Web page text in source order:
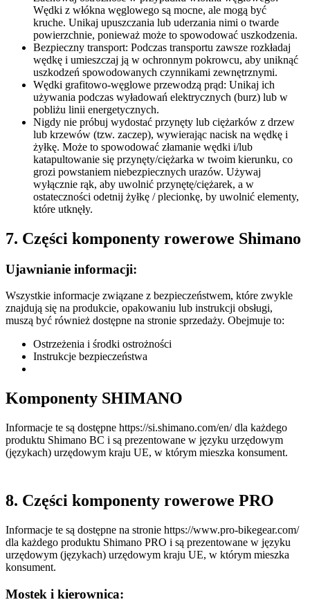
Wędki z włókna węglowego są mocne, ale mogą być
kruche. Unikaj upuszczania lub uderzania nimi o twarde
powierzchnie, ponieważ może to spowodować uszkodzenia.
Bezpieczny transport: Podczas transportu zawsze rozkładaj
wędkę i umieszczaj ją w ochronnym pokrowcu, aby uniknąć
uszkodzeń spowodowanych czynnikami zewnętrznymi.
Wędki grafitowo-węglowe przewodzą prąd: Unikaj ich
używania podczas wyładowań elektrycznych (burz) lub w
pobliżu linii energetycznych.
Nigdy nie próbuj wydostać przynęty lub ciężarków z drzew
lub krzewów (tzw. zaczep), wywierając nacisk na wędkę i
żyłkę. Może to spowodować złamanie wędki i/lub
katapultowanie się przynęty/ciężarka w twoim kierunku, co
grozi powstaniem niebezpiecznych urazów. Używaj
wyłącznie rąk, aby uwolnić przynętę/ciężarek, a w
ostateczności odetnij żyłkę / plecionkę, by uwolnić elementy,
które utknęły.
7. Części komponenty rowerowe Shimano
Ujawnianie informacji:
Wszystkie informacje związane z bezpieczeństwem, które zwykle
znajdują się na produkcie, opakowaniu lub instrukcji obsługi,
muszą być również dostępne na stronie sprzedaży. Obejmuje to:
Ostrzeżenia i środki ostrożności
Instrukcje bezpieczeństwa
Komponenty SHIMANO
Informacje te są dostępne https://si.shimano.com/en/ dla każdego
produktu Shimano BC i są prezentowane w języku urzędowym
(językach) urzędowym kraju UE, w którym mieszka konsument.
8. Części komponenty rowerowe PRO
Informacje te są dostępne na stronie https://www.pro-bikegear.com/
dla każdego produktu Shimano PRO i są prezentowane w języku
urzędowym (językach) urzędowym kraju UE, w którym mieszka
konsument.
Mostek i kierownica: